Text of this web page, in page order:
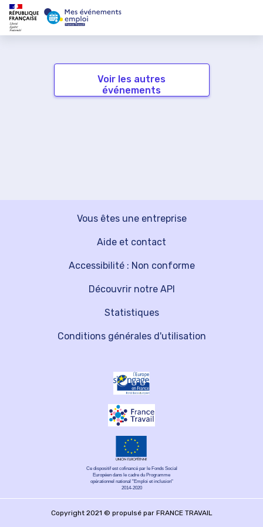
Voir les autres
événements
Vous êtes une entreprise
Découvrir notre API
Aide et contact
Statistiques
Accessibilité : Non conforme
Conditions générales d'utilisation
Ce dispositif est cofinancé par le Fonds Social
Européen dans le cadre du Programme
opérationnel national "Emploi et inclusion"
2014-2020
Copyright 2021 © propulsé par FRANCE TRAVAIL